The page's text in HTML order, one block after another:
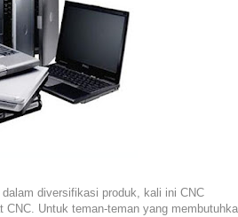
diversifikasi produk, kali ini CNC
Untuk teman-teman yang